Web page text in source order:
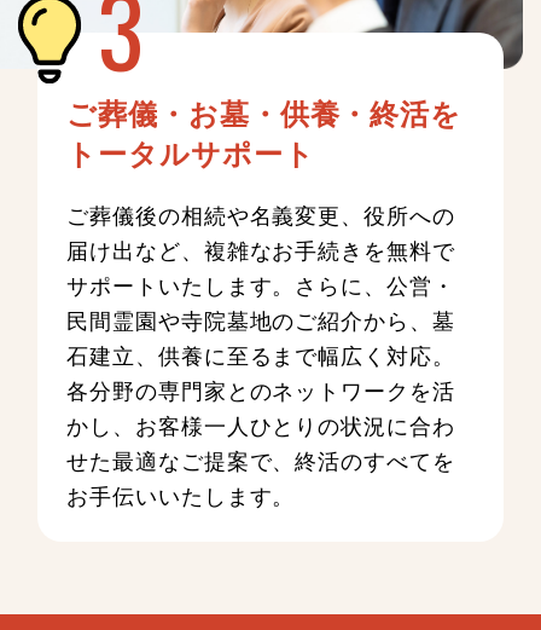
ご葬儀・お墓・供養・終活を
トータルサポート
ご葬儀後の相続や名義変更、役所への
届け出など、複雑なお手続きを無料で
サポートいたします。さらに、公営・
民間霊園や寺院墓地のご紹介から、墓
石建立、供養に至るまで幅広く対応。
各分野の専門家とのネットワークを活
かし、お客様一人ひとりの状況に合わ
せた最適なご提案で、終活のすべてを
お手伝いいたします。